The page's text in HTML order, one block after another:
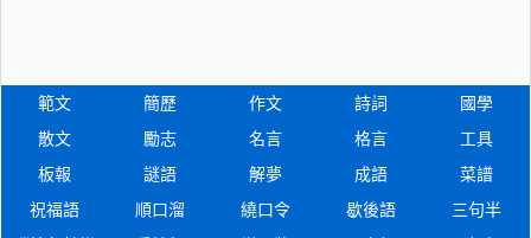
範文 簡歷 作文 詩詞
國學
散文
勵志 名言 格言
工具
板報
謎語 解夢 成語
菜譜
祝福語
順口溜 繞口令 歇後語
三句半